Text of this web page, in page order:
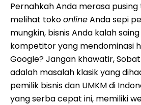
Pernahkah Anda merasa pusing
melihat tokoonlineAnda sepi
mungkin, bisnis Anda kalah
kompetitor yang mendominasi
Google? Jangan khawatir,
adalah masalah klasik yang
pemilik bisnis dan UMKM di
yang serba cepat ini, memiliki